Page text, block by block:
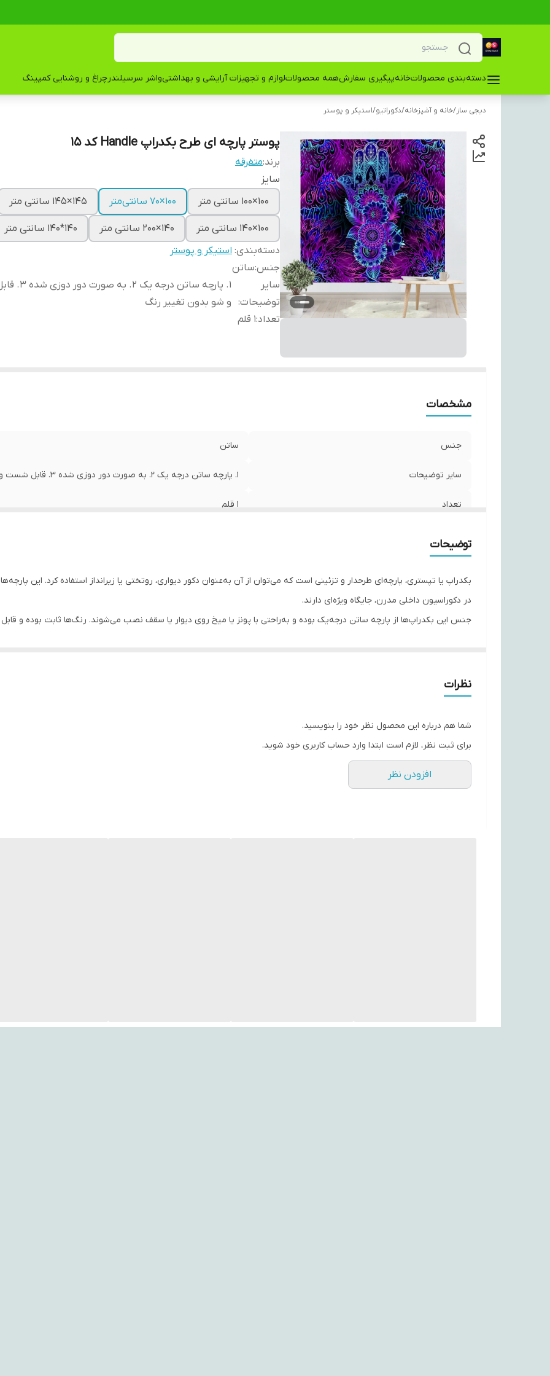
دسته‌بندی محصولاتخانهپیگیری سفارشهمه محصولاتلوازم و تجهیزات آرایشی و بهداشتیواشر سرسیلندرچراغ و روشنایی کمپینگ
دیجی ساز/خانه و آشپزخانه/دکوراتیو/استیکر و پوستر
پوستر پارچه ای طرح بکدراپ Handle کد 15
برند:متفرقه
سایز
100×100 سانتی متر
100×70 سانتی‌متر 145×145 سانتی متر
100×140 سانتی متر 140×200 سانتی متر
140*140 سانتی متر
دسته‌بندی: استیکر و پوستر
جنس:ساتن
سایر
توضیحات:
1. پارچه ساتن
و شو بدون تغییر رنگ
تعداد:1 قلم
مشخصات
جنس ساتن
سایر توضیحات 1. پارچه ساتن درجه یک 2. به صورت دور دوزی شده 3. قابل شست و شو بدون تغییر رنگ
تعداد 1 قلم
توضیحات
بکدراپ یا تپستری، پارچه‌ای طرحدار و تزئینی است که می‌توان از آن به‌عنوان دکور دیواری، روتختی یا زیرانداز استفاده کرد. این
در دکوراسیون داخلی مدرن، جایگاه ویژه‌ای دارند.
جنس این بکدراپ‌ها از پارچه ساتن درجه‌یک بوده و به‌راحتی با پونز یا میخ روی دیوار یا سقف نصب می‌شوند. رنگ‌ها ثابت بوده و
حس تازگی به محیط اطراف‌تان ببخشند.
اگر به دنبال هدیه‌ای خاص، کاربردی و ماندگار هستید، بکدراپ یکی از گزینه‌های ایده‌آل برای مناسبت‌های مختلف است.
نظرات
شما هم درباره این محصول نظر خود را بنویسید.
برای ثبت نظر، لازم است ابتدا وارد حساب کاربری خود شوید.
افزودن نظر